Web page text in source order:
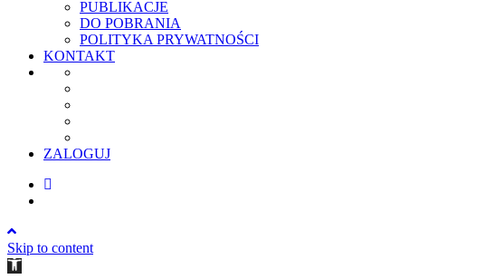
PUBLIKACJE
DO POBRANIA
POLITYKA PRYWATNOŚCI
KONTAKT
ZALOGUJ
Skip to content
Open